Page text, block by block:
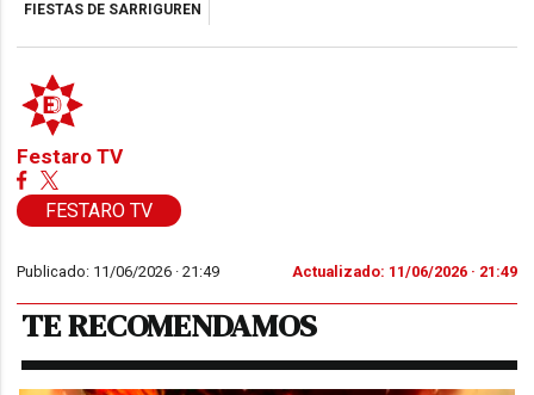
FIESTAS DE SARRIGUREN
Festaro TV
FESTARO TV
Publicado: 11/06/2026 ·21:49 Actualizado: 11/06/2026 · 21:49
TE RECOMENDAMOS